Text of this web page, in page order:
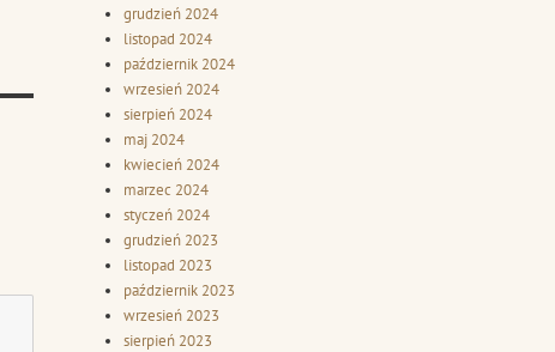
grudzień 2024
listopad 2024
październik 2024
wrzesień 2024
sierpień 2024
maj 2024
kwiecień 2024
marzec 2024
styczeń 2024
grudzień 2023
listopad 2023
październik 2023
wrzesień 2023
sierpień 2023